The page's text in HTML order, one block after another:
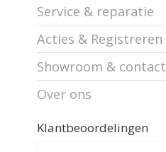
Service & reparatie
Acties & Registreren
Showroom & contact
Over ons
Klantbeoordelingen